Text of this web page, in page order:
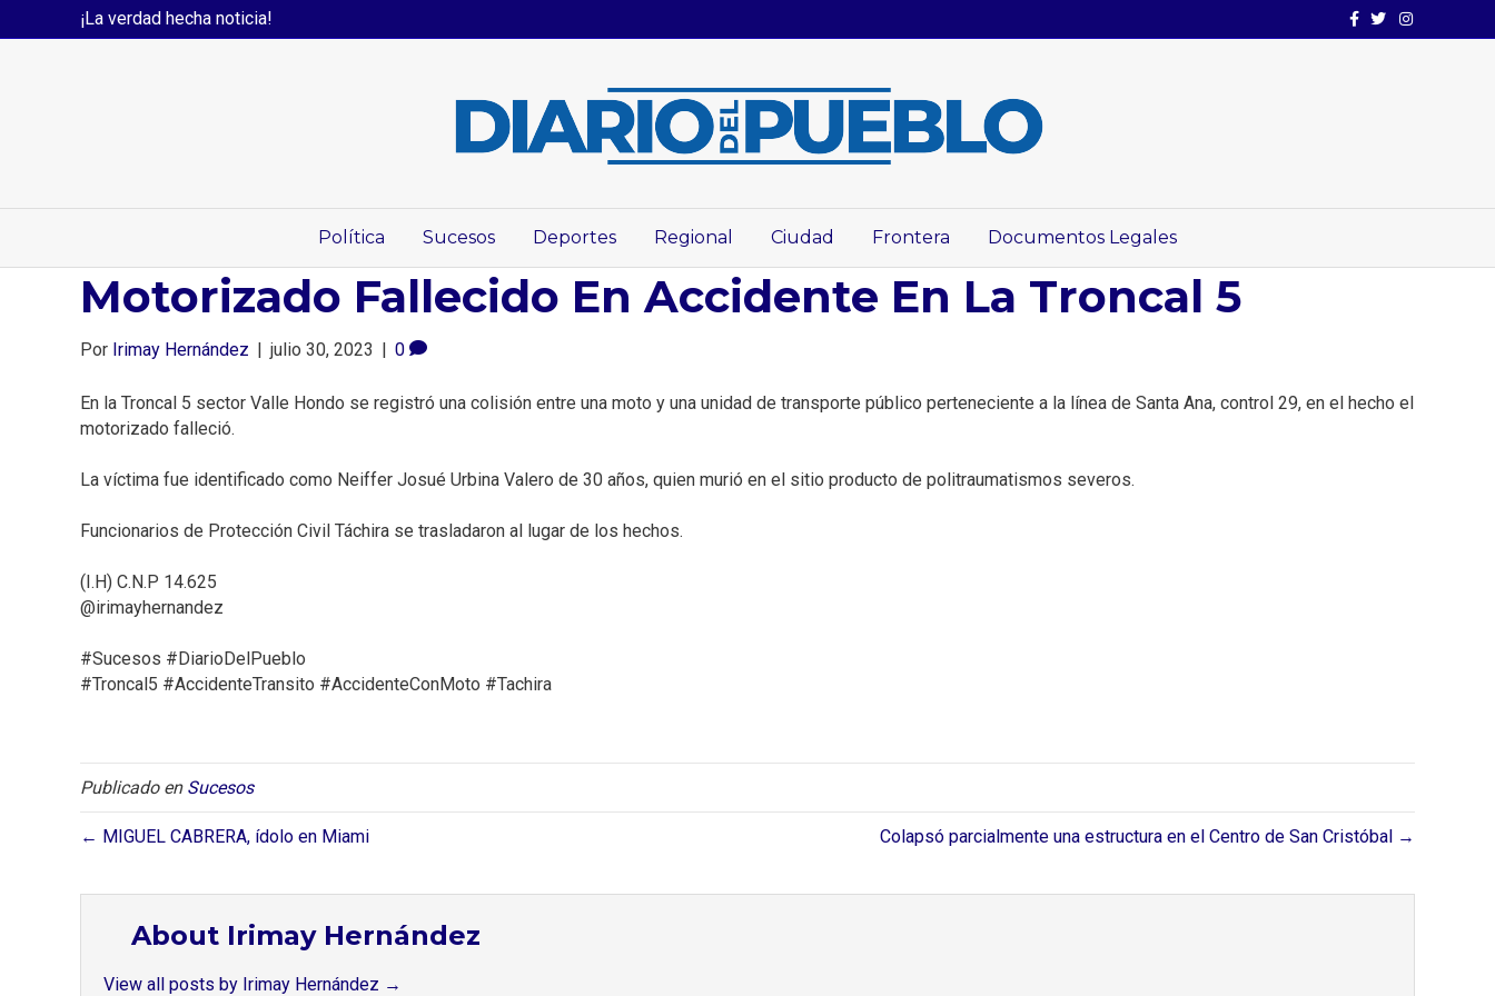
¡La verdad hecha noticia! Facebook
TwitterInstagram
Política Sucesos Deportes Regional Ciudad Frontera Documentos Legales
Motorizado Fallecido En Accidente En La Troncal 5 ⁣
Por Irimay Hernández | julio 30, 2023 | 0
En la Troncal 5 sector Valle Hondo se registró una colisión entre una moto y una unidad de transporte público perteneciente a la línea de Santa Ana, control 29, en el hecho el
motorizado falleció. ⁣
La víctima fue identificado como Neiffer Josué Urbina Valero de 30 años, quien murió en el sitio producto de politraumatismos severos.⁣
Funcionarios de Protección Civil Táchira se trasladaron al lugar de los hechos.⁣
(I.H) C.N.P 14.625⁣
@irimayhernandez⁣
#Sucesos #DiarioDelPueblo⁣
#Troncal5 #AccidenteTransito #AccidenteConMoto #Tachira
Publicado en Sucesos
← MIGUEL CABRERA, ídolo en Miami Colapsó parcialmente una estructura en el Centro de San Cristóbal⁣ →
About Irimay Hernández
View all posts by Irimay Hernández →